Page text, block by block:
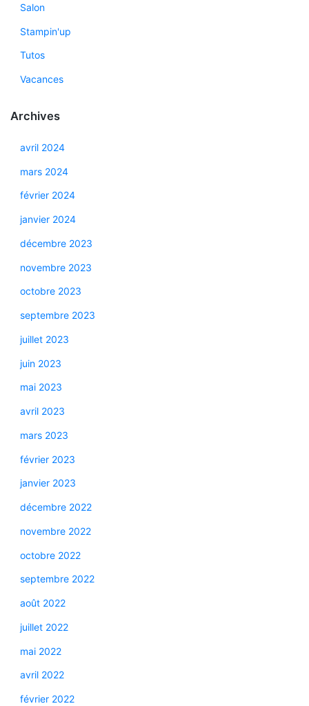
Salon
Stampin'up
Tutos
Vacances
Archives
avril 2024
mars 2024
février 2024
janvier 2024
décembre 2023
novembre 2023
octobre 2023
septembre 2023
juillet 2023
juin 2023
mai 2023
avril 2023
mars 2023
février 2023
janvier 2023
décembre 2022
novembre 2022
octobre 2022
septembre 2022
août 2022
juillet 2022
mai 2022
avril 2022
février 2022